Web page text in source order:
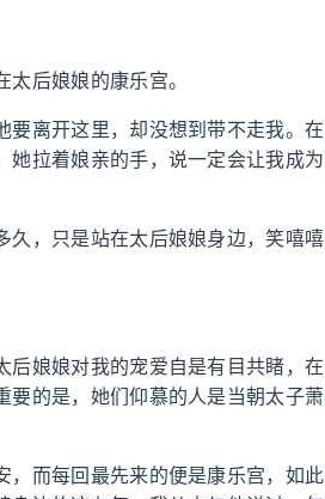
后娘娘的康乐宫。
要离开这里，却没想到带不走我。在
她拉着娘亲的手，说一定会让我成为
久，只是站在太后娘娘身边，笑嘻嘻
后娘娘对我的宠爱自是有目共睹，在
要的是，她们仰慕的人是当朝太子萧
，而每回最先来的便是康乐宫，如此